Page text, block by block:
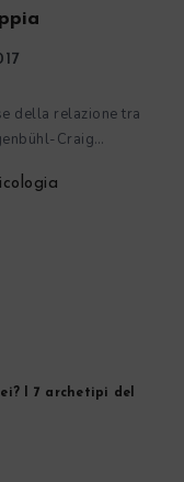
della relazione tra
Craig…
I 7 archetipi del